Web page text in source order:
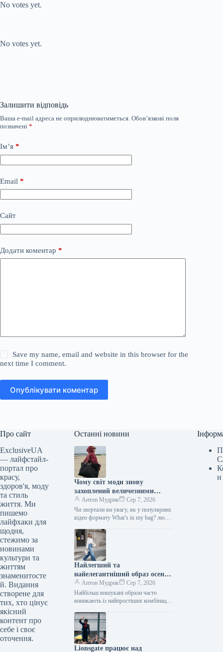
No votes yet.
No votes yet.
Залишити відповідь
Ваша e-mail адреса не оприлюднюватиметься. Обов’язкові поля
позначені *
Ім’я *
Email *
Сайт
Додати коментар *
Save my name, email and website in this browser for the
next time I comment.
Опублікувати коментар
Про сайт
ExclusiveUA
— лайфстайл-
портал про
красу,
здоров'я, моду
та стиль
життя. Ми
пишемо
лайфхаки для
щодня,
стежимо за
новинами
культури та
життям
знаменитосте
й. Видання
створене для
тих, хто цінує
якісний
контент про
себе і своє
оточення.
Останні новини
Чому світ моди знову
захоплений величезними
сумками: від шопперів до
замшевих і мішкуватих
Антон Мудрик
Сер 7, 2026
Чи звертали ви увагу, як у популярних
відео формату What’s in my bag? люди
Найлегший та
найелегантніший образ осені
2026 року складається всього
з трьох елементів.
Антон Мудрик
Сер 7, 2026
Найбільш вишукані образи часто
виникають із найпростіших комбінацій.
взуття на підборах – це одна з…
Lionsgate працює над
и